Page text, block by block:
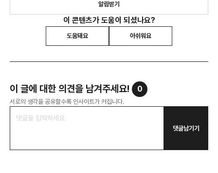
알림받기
이 콘텐츠가 도움이 되셨나요?
도움돼요 아쉬워요
이 글에 대한 의견을 남겨주세요! 0
서로의 생각을 공유할수록 인사이트가 커집니다.
댓글남기기